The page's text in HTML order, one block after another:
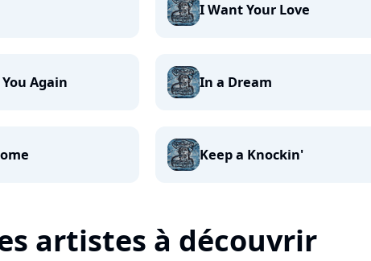
I Want Your Love
Again In a Dream
Keep a Knockin'
artistes à découvrir